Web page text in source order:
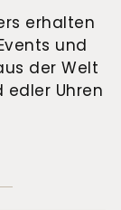
erhalten
und
der Welt
Uhren